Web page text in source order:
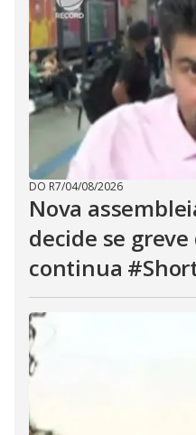
DO R7/04/08/2026
Nova
decide se greve
continua